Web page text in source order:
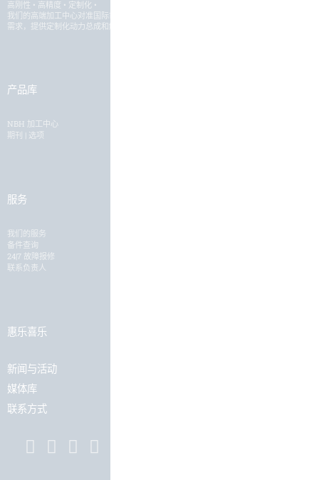
高刚性 • 高精度 • 定制化 •
我们的高端加工中心对准国际市场，专为各种重型加工工件开发和制造。 根据您的加工
需求，提供定制化动力总成和解决方案。
产品库
NBH 加工中心
期刊 | 选项
服务
我们的服务
备件查询
24|7 故障报修
联系负责人
惠乐喜乐
新闻与活动
媒体库
联系方式